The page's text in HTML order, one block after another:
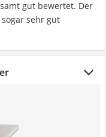
gut bewertet. Der
sehr gut